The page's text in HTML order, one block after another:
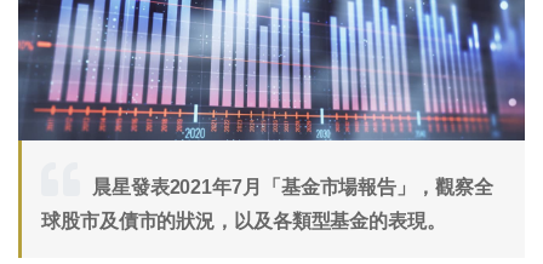
晨星發表2021年7月「基金市場報告」，觀察全
球股市及債市的狀況，以及各類型基金的表現。